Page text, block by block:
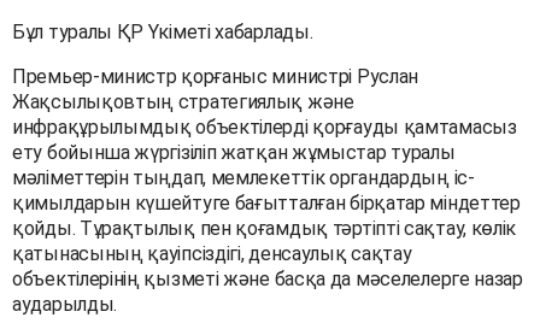
Бұл туралы ҚР Үкіметі хабарлады.
Премьер-министр қорғаныс министрі Руслан
Жақсылықовтың стратегиялық және
инфрақұрылымдық объектілерді қорғауды қамтамасыз
ету бойынша жүргізіліп жатқан жұмыстар туралы
мәліметтерін тыңдап, мемлекеттік органдардың іс-
қимылдарын күшейтуге бағытталған бірқатар міндеттер
қойды. Тұрақтылық пен қоғамдық тәртіпті сақтау, көлік
қатынасының қауіпсіздігі, денсаулық сақтау
объектілерінің қызметі және басқа да мәселелерге назар
аударылды.